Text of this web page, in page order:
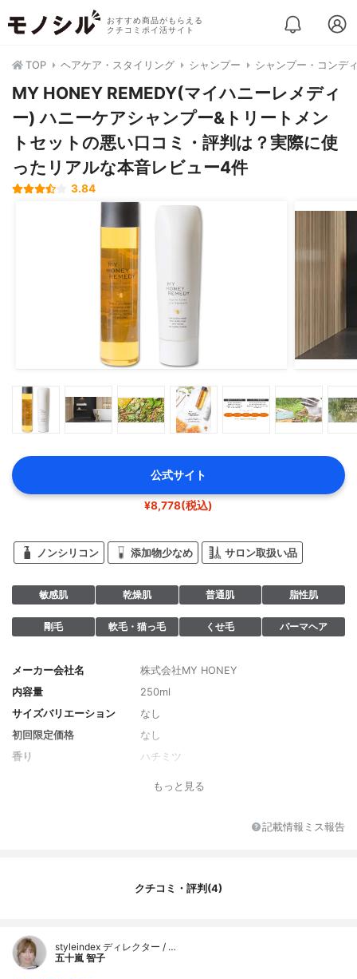
おすすめ商品がもらえる
クチコミポイ活サイト
TOP ヘアケア・スタイリング シャンプー シャンプー・コンデ
MY HONEY REMEDY(マイハニーレメディ
ー) ハニーケアシャンプー&トリートメン
トセットの悪い口コミ・評判は？実際に使
ったリアルな本音レビュー4件
3.84
公式サイト
¥8,778(税込)
ノンシリコン 添加物少なめ サロン取扱い品
敏感肌 乾燥肌 普通肌 脂性肌
剛毛 軟毛・猫っ毛 くせ毛 パーマヘア
メーカー会社名
株式会社MY HONEY
内容量
250ml
サイズバリエーション
なし
初回限定価格
なし
香り
ハチミツ
水・ハチミツ・ラウラミドプロピルベタイ
ン・PCAイソステアリン酸PEG-40水添ヒマ
タウリンNa・ココイルイセチオン酸Na・セ
エキス・オタネニンジン根エキス・ヒオウ
ス・加水分解ハトムギ種子・ムクロジエキ
もっと見る
記載情報ミス報告
クチコミ・評判(4)
styleindex ディレクター / …
五十嵐 智子